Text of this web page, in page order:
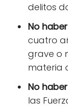
delitos
No
cuatro
grave o
materia
No
las